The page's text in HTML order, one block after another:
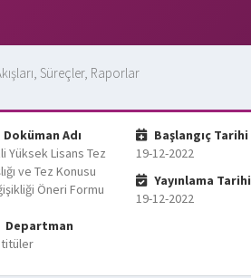
Süreçler, Raporlar
Doküman Adı
Yüksek Lisans Tez
ve Tez Konusu
Öneri Formu
Başlangıç Tarihi
19-12-2022
Yayınlama Tarihi
19-12-2022
Departman